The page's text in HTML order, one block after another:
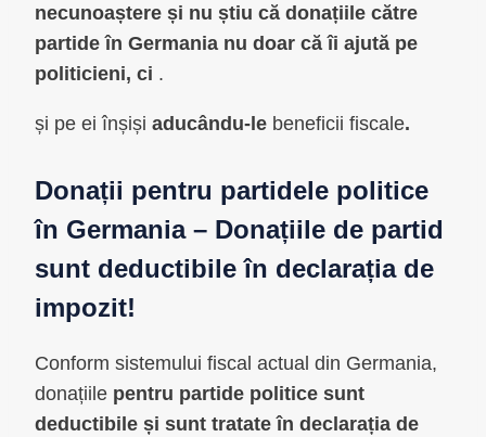
necunoaștere și nu știu că donațiile către
partide în Germania nu doar că îi ajută pe
politicieni, ci .
și pe ei înșiși aducându-le beneficii fiscale.
Donații pentru partidele politice
în Germania – Donațiile de partid
sunt deductibile în declarația de
impozit!
Conform sistemului fiscal actual din Germania,
donațiile pentru partide politice sunt
deductibile și sunt tratate în declarația de